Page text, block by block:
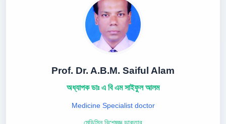
Prof. Dr. A.B.M. Saiful Alam
অধ্যাপক ডাঃ এ বি এম সাইফুল আলম
Medicine Specialist doctor